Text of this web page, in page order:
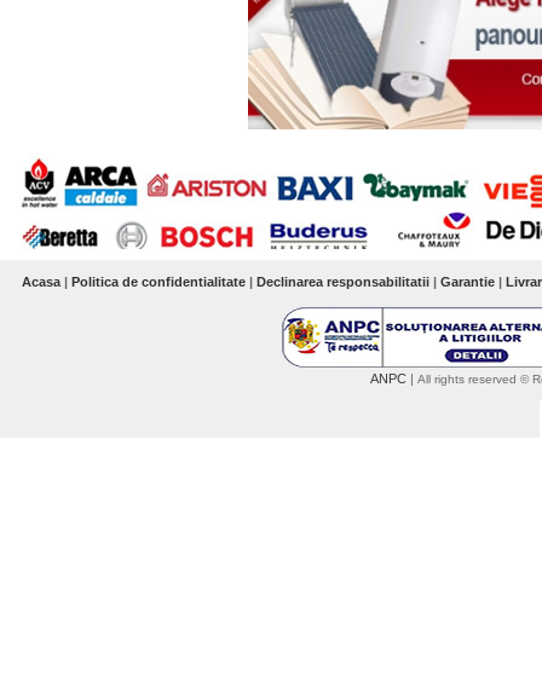
Acasa |Politica de confidentialitate |Declinarea responsabilitatii |Garantie |
ANPC |All rights reserved ©